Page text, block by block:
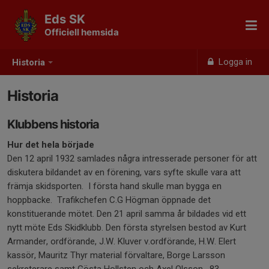
Historia Logga in
Eds SK
Officiell hemsida
Historia
Klubbens historia
Hur det hela började
Den 12 april 1932 samlades några intresserade personer för att
diskutera bildandet av en förening, vars syfte skulle vara att
främja skidsporten. I första hand skulle man bygga en
hoppbacke. Trafikchefen C.G Högman öppnade det
konstituerande mötet. Den 21 april samma år bildades vid ett
nytt möte Eds Skidklubb. Den första styrelsen bestod av Kurt
Armander, ordförande, J.W. Kluver v.ordförande, H.W. Elert
kassör, Mauritz Thyr material förvaltare, Borge Larsson